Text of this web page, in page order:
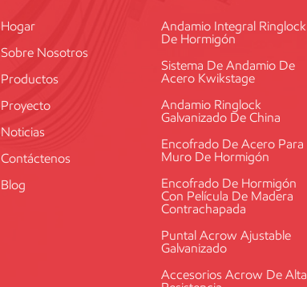
Hogar
Sobre Nosotros
Productos
Proyecto
Noticias
Contáctenos
Blog
Andamio Integral Ringlock
De Hormigón
Sistema De Andamio De
Acero Kwikstage
Andamio Ringlock
Galvanizado De China
Encofrado De Acero Para
Muro De Hormigón
Encofrado De Hormigón
Con Película De Madera
Contrachapada
Puntal Acrow Ajustable
Galvanizado
Accesorios Acrow De Alta